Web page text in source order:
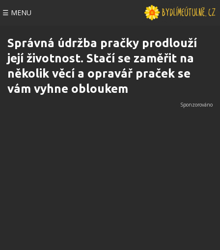
☰ MENU
Správná údržba pračky prodlouží
její životnost. Stačí se zaměřit na
několik věcí a opravář praček se
vám vyhne obloukem